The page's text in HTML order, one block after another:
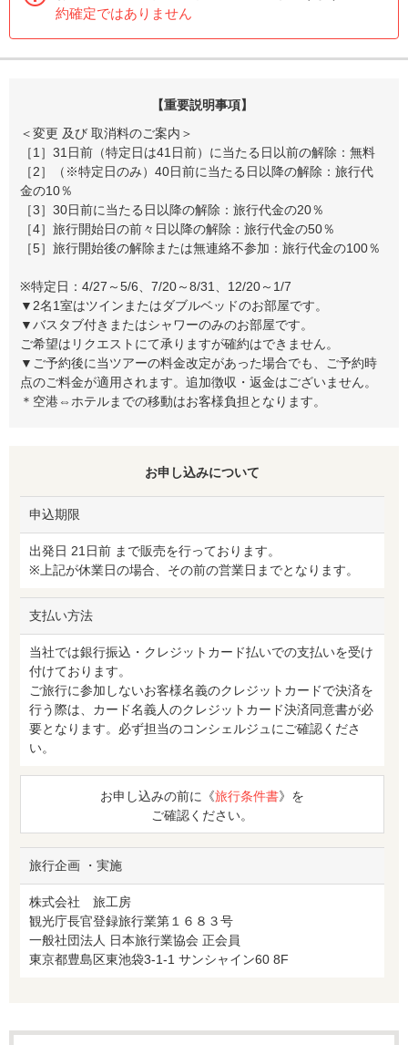
約確定ではありません
【重要説明事項】
＜変更 及び 取消料のご案内＞
［1］31日前（特定日は41日前）に当たる日以前の解除：無料
［2］（※特定日のみ）40日前に当たる日以降の解除：旅行代
金の10％
［3］30日前に当たる日以降の解除：旅行代金の20％
［4］旅行開始日の前々日以降の解除：旅行代金の50％
［5］旅行開始後の解除または無連絡不参加：旅行代金の100％
※特定日：4/27～5/6、7/20～8/31、12/20～1/7
▼2名1室はツインまたはダブルベッドのお部屋です。
▼バスタブ付きまたはシャワーのみのお部屋です。
ご希望はリクエストにて承りますが確約はできません。
▼ご予約後に当ツアーの料金改定があった場合でも、ご予約時
点のご料金が適用されます。追加徴収・返金はございません。
＊空港⇔ホテルまでの移動はお客様負担となります。
お申し込みについて
申込期限
出発日 21日前 まで販売を行っております。
※上記が休業日の場合、その前の営業日までとなります。
支払い方法
当社では銀行振込・クレジットカード払いでの支払いを受け
付けております。
ご旅行に参加しないお客様名義のクレジットカードで決済を
行う際は、カード名義人のクレジットカード決済同意書が必
要となります。必ず担当のコンシェルジュにご確認くださ
い。
お申し込みの前に《旅行条件書》を
ご確認ください。
旅行企画 ・実施
株式会社 旅工房
観光庁長官登録旅行業第１６８３号
一般社団法人 日本旅行業協会 正会員
東京都豊島区東池袋3-1-1 サンシャイン60 8F